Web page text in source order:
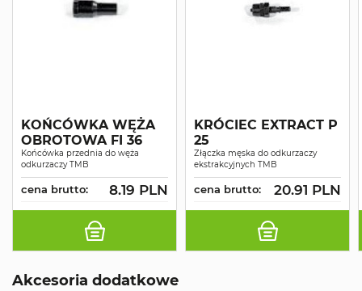
KOŃCÓWKA WĘŻA
OBROTOWA FI 36
Końcówka przednia do węża
odkurzaczy TMB
cena brutto: 8.19 PLN
KRÓCIEC EXTRACT P
25
Złączka męska do odkurzaczy
ekstrakcyjnych TMB
cena brutto: 20.91 PLN
Akcesoria dodatkowe